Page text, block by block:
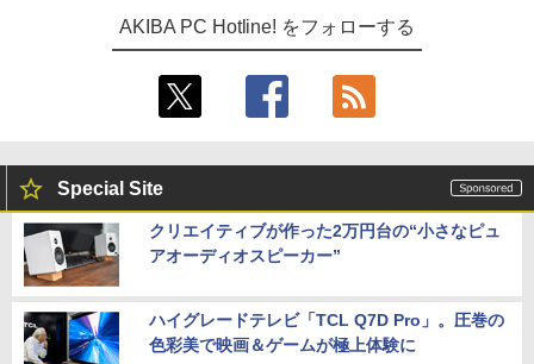
AKIBA PC Hotline! をフォローする
Special Site
クリエイティブが作った2万円台の“小さなピュ
アオーディオスピーカー”
ハイグレードテレビ「TCL Q7D Pro」。圧巻の
色彩美で映画＆ゲームが極上体験に